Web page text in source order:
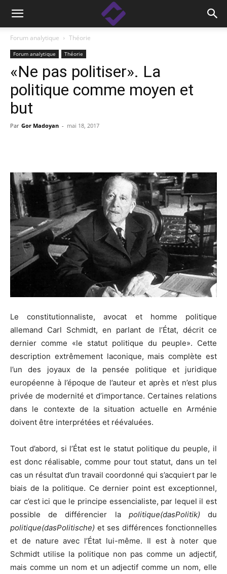
Forum analytique Тhéorie
Forum analytique Тhéorie
«Ne pas politiser». La
politique comme moyen et
but
Par Gor Madoyan - mai 18, 2017
Le constitutionnaliste, avocat et homme politique
allemand Carl Schmidt, en parlant de l’État, décrit ce
dernier comme «le statut politique du peuple». Cette
description extrêmement laconique, mais complète est
l’un des joyaux de la pensée politique et juridique
européenne à l’époque de l’auteur et après et n’est plus
privée de modernité et d’importance. Certaines relations
dans le contexte de la situation actuelle en Arménie
doivent être interprétées et réévaluées.
Tout d’abord, si l’État est le statut politique du peuple, il
est donc réalisable, comme pour tout statut, dans un tel
cas un résultat d’un travail coordonné qui s’acquiert par le
biais de la politique. Ce dernier point est exceptionnel,
car c’est ici que le principe essencialiste, par lequel il est
possible de différencier la politique(dasPolitik) du
politique(dasPolitische) et ses différences fonctionnelles
et de nature avec l’État lui-même. Il est à noter que
Schmidt utilise la politique non pas comme un adjectif,
mais comme un nom et un adjectif comme un nom, elle